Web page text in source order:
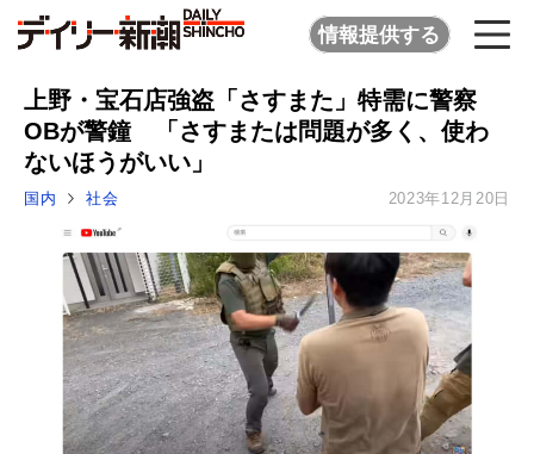
情報提供する
上野・宝石店強盗「さすまた」特需に警察
OBが警鐘 「さすまたは問題が多く、使わ
ないほうがいい」
国内 社会 2023年12月20日